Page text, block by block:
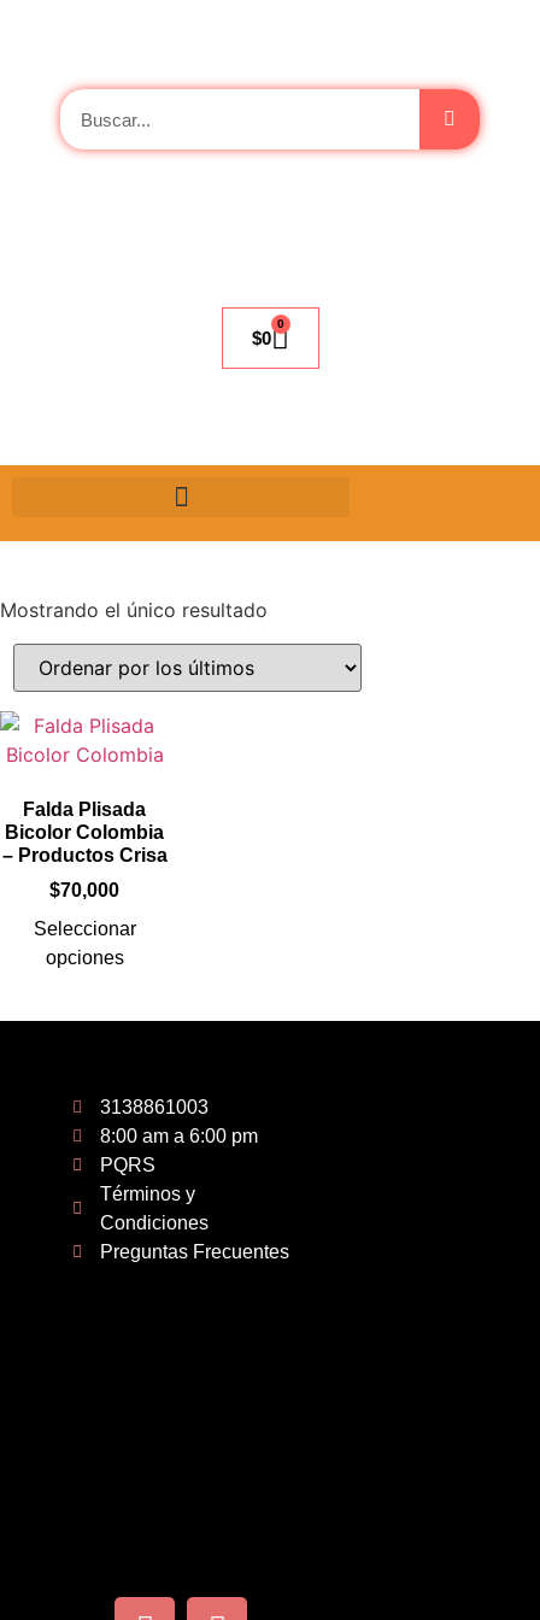
$0
0
Mostrando el único resultado
Falda Plisada
Bicolor Colombia
– Productos Crisa
$70,000
Seleccionar
opciones
3138861003
8:00 am a 6:00 pm
PQRS
Términos y
Condiciones
Preguntas Frecuentes